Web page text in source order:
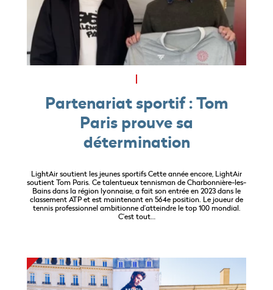
Partenariat sportif : Tom
Paris prouve sa
détermination
LightAir soutient les jeunes sportifs Cette année encore, LightAir
soutient Tom Paris. Ce talentueux tennisman de Charbonnière-les-
Bains dans la région lyonnaise, a fait son entrée en 2023 dans le
classement ATP et est maintenant en 564e position. Le joueur de
tennis professionnel ambitionne d’atteindre le top 100 mondial.
C’est tout…